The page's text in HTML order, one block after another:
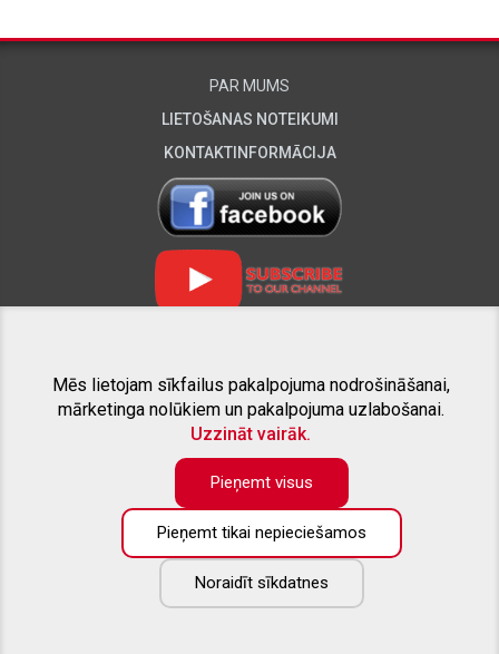
PAR MUMS
LIETOŠANAS NOTEIKUMI
KONTAKTINFORMĀCIJA
SAISTĪTIE PROJEKTI
Preču katalogā pieejama tikai daļa no piedāvāto preču apjoma. Ja
nesanāk atrast interesējošo aprīkojumu savam pikapam - droši
zvaniet, vai rakstiet uz e-pastu. Labprāt sniegsim konsultāciju un
izveidosim Jūsu vēlmēm atbilstošu individuālu piedāvājumu.
Mēs lietojam sīkfailus pakalpojuma nodrošināšanai,
mārketinga nolūkiem un pakalpojuma uzlabošanai.
Uzzināt vairāk.
Pieņemt visus
Pieņemt tikai nepieciešamos
Noraidīt sīkdatnes